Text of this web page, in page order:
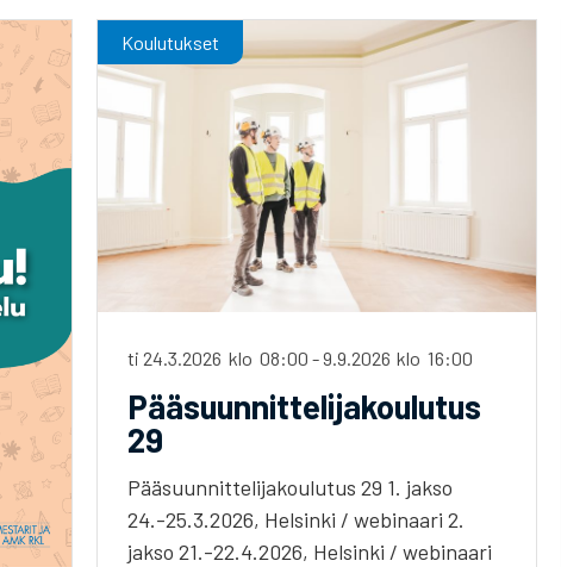
Koulutukset
ti 24.3.2026 klo 08:00 -9.9.2026 klo 16:00
Pääsuunnittelijakoulutus
29
Pääsuunnittelijakoulutus 29 1. jakso
24.-25.3.2026, Helsinki / webinaari 2.
jakso 21.-22.4.2026, Helsinki / webinaari